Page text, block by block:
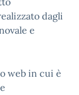
dagli
e
web in cui è